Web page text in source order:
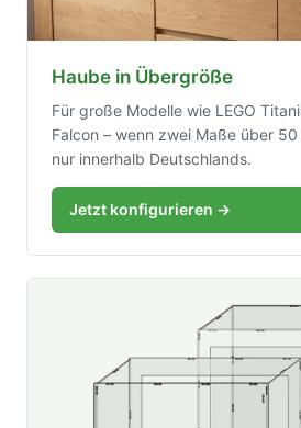
Haube in Übergröße
Für große Modelle wie LEGO
Falcon – wenn zwei Maße über
nur innerhalb Deutschlands.
Jetzt konfigurieren →